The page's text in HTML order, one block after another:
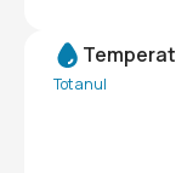
Tot anul